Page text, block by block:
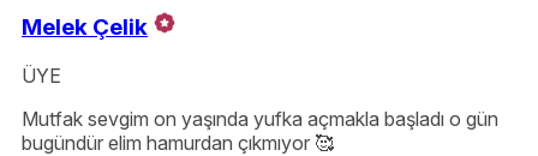
Melek Çelik
ÜYE
Mutfak sevgim on yaşında yufka açmakla başladı o gün
bugündür elim hamurdan çıkmıyor 🥰